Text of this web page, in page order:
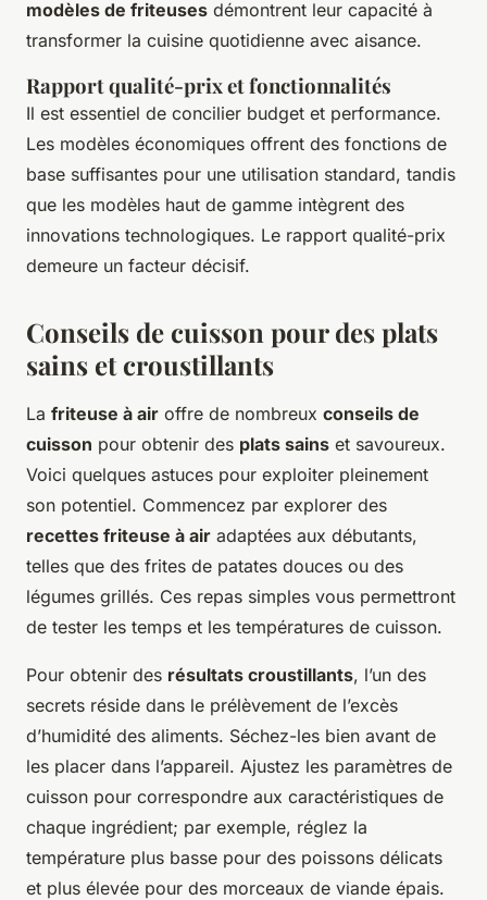
modèles de friteuses démontrent leur capacité à
transformer la cuisine quotidienne avec aisance.
Rapport qualité-prix et fonctionnalités
Il est essentiel de concilier budget et performance.
Les modèles économiques offrent des fonctions de
base suffisantes pour une utilisation standard, tandis
que les modèles haut de gamme intègrent des
innovations technologiques. Le rapport qualité-prix
demeure un facteur décisif.
Conseils de cuisson pour des plats
sains et croustillants
La friteuse à air offre de nombreux conseils de
cuisson pour obtenir des plats sains et savoureux.
Voici quelques astuces pour exploiter pleinement
son potentiel. Commencez par explorer des
recettes friteuse à air adaptées aux débutants,
telles que des frites de patates douces ou des
légumes grillés. Ces repas simples vous permettront
de tester les temps et les températures de cuisson.
Pour obtenir des résultats croustillants, l’un des
secrets réside dans le prélèvement de l’excès
d’humidité des aliments. Séchez-les bien avant de
les placer dans l’appareil. Ajustez les paramètres de
cuisson pour correspondre aux caractéristiques de
chaque ingrédient; par exemple, réglez la
température plus basse pour des poissons délicats
et plus élevée pour des morceaux de viande épais.